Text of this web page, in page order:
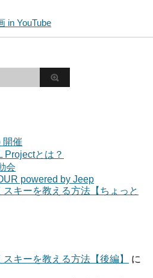
in YouTube
開催
Projectとは？
会
powered by Jeep
キーを教える方法【ちょっと
キーを教える方法【後編】
に